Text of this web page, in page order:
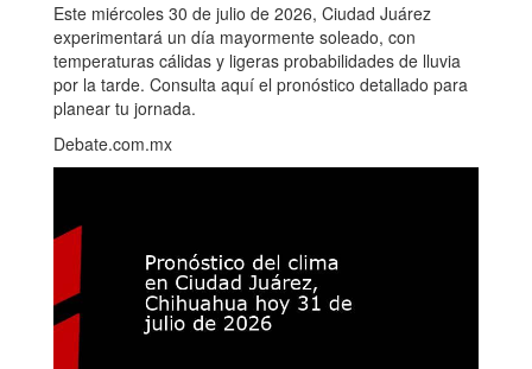
Este miércoles 30 de julio de 2026, Ciudad Juárez
experimentará un día mayormente soleado, con
temperaturas cálidas y ligeras probabilidades de lluvia
por la tarde. Consulta aquí el pronóstico detallado para
planear tu jornada.
Debate.com.mx